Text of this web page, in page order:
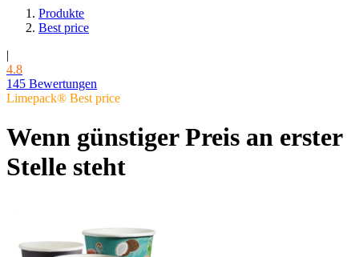
Produkte
Best price
|
4.8
145 Bewertungen
Limepack® Best price
Wenn günstiger Preis an erster
Stelle steht